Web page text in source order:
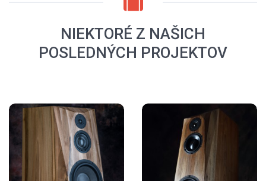
NIEKTORÉ Z NAŠICH
POSLEDNÝCH PROJEKTOV